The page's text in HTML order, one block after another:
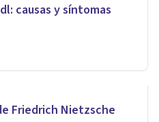
causas y síntomas
Friedrich Nietzsche